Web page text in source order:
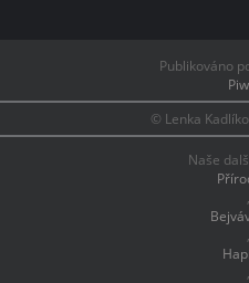
Publikováno
© Lenka
Naše
,
,
,